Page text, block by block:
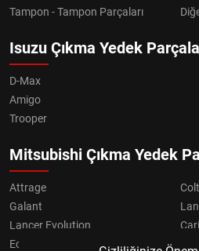
Tampon - Tampon Parçaları
Isuzu Çıkma Yedek
D-Max
Amigo
Trooper
Mitsubishi Çıkma Yedek
Attrage
Colt
Galant
Lancer Evolution
Eclipse